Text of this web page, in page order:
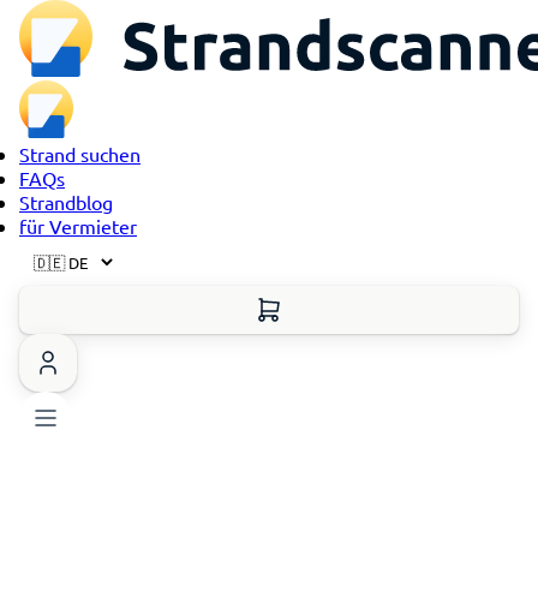
Strand suchen
FAQs
Strandblog
für Vermieter